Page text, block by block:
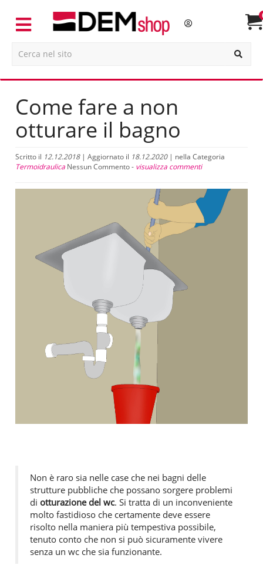
Come fare a non
otturare il bagno
Scritto il 12.12.2018| Aggiornato il 18.12.2020| nella Categoria
Termoidraulica Nessun Commento - visualizza commenti
Non è raro sia nelle case che nei bagni delle
strutture pubbliche che possano sorgere problemi
di otturazione del wc. Si tratta di un inconveniente
molto fastidioso che certamente deve essere
risolto nella maniera più tempestiva possibile,
tenuto conto che non si può sicuramente vivere
senza un wc che sia funzionante.